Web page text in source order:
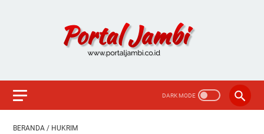
BERANDA / HUKRIM